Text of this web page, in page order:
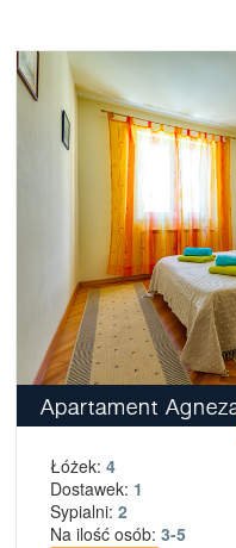
Apartament
Łóżek: 4
Dostawek: 1
Sypialni: 2
Na ilość osób: 3-5